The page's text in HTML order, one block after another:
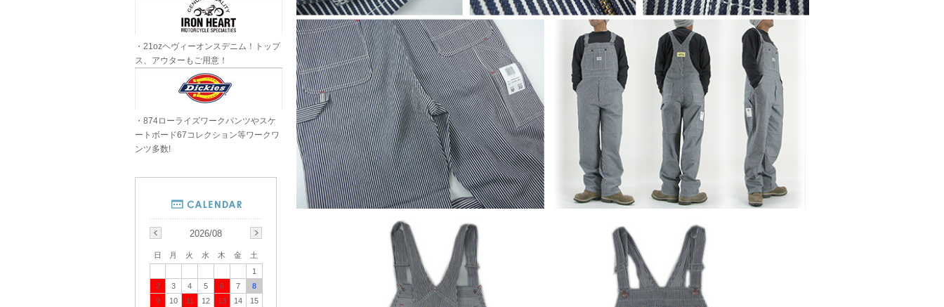
・21ozヘヴィーオンスデニム！トップ
ス、アウターもご用意！
・874ローライズワークパンツやスケ
ートボード67コレクション等ワークワ
ンツ多数!
2026/08
日 月 火 水 木 金
土
1
2
3 4 5 6 7
8
9
10 11 12 13 14
15